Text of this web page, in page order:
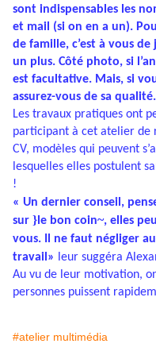
sont indispensables les
et mail (si on en a un).
de famille, c’est à vous
un plus. Côté photo, si
est facultative. Mais, si
assurez-vous de sa
Les travaux pratiques ont
participant à cet atelier de
CV, modèles qui peuvent
lesquelles elles postulent
!
« Un dernier conseil,
sur } le bon coin~, elles
vous. Il ne faut négliger
travail»
leur suggéra
Au vu de leur motivation,
personnes puissent
#atelier multimédia